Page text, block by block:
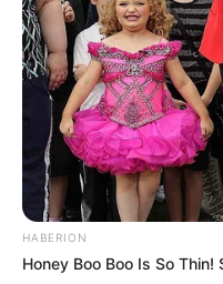
HABERION
Honey Boo Boo Is So Thin!